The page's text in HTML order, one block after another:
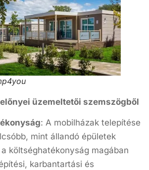
üzemeltetői szemszögből
: A mobilházak telepítése
mint állandó épületek
költséghatékonyság magában
karbantartási és